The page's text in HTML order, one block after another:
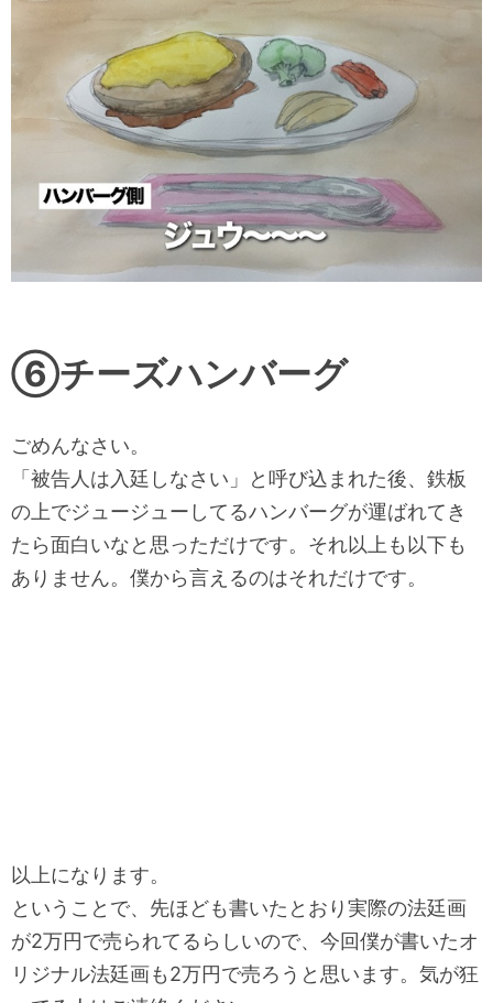
⑥チーズハンバーグ
ごめんなさい。
「被告人は入廷しなさい」と呼び込まれた後、 鉄板
の上でジュージューしてるハンバーグが運ばれてき
たら面白いなと思っただけです。それ以上も以下も
ありません。 僕から言えるのはそれだけです。
以上になります。
ということで、 先ほども書いたとおり実際の法廷画
が2万円で売られてるらしいので、 今回僕が書いたオ
リジナル法廷画も2万円で売ろうと思います。 気が狂